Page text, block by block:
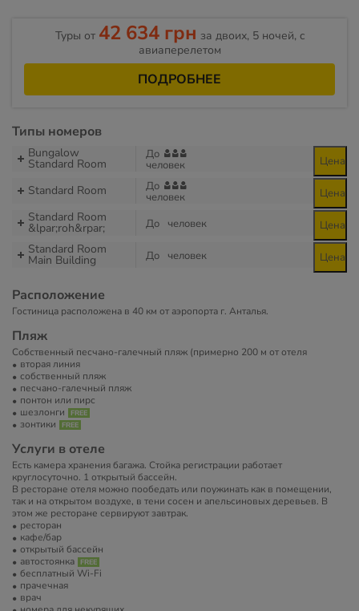
Туры от 42 634 грн за двоих, 5 ночей, c
авиаперелетом
ПОДРОБНЕЕ
Типы номеров
Bungalow
Standard Room
До
человек Цена
Standard Room До
человек Цена
Standard Room
&lpar;roh&rpar; До человек Цена
Standard Room
Main Building До человек Цена
Расположение
Гостиница расположена в 40 км от аэропорта г. Анталья.
Пляж
Собственный песчано-галечный пляж (примерно 200 м от отеля
вторая линия
собственный пляж
песчано-галечный пляж
понтон или пирс
шезлонги
зонтики
Услуги в отеле
Есть камера хранения багажа. Стойка регистрации работает
круглосуточно. 1 открытый бассейн.
В ресторане отеля можно пообедать или поужинать как в помещении,
так и на открытом воздухе, в тени сосен и апельсиновых деревьев. В
этом же ресторане сервируют завтрак.
ресторан
кафе/бар
открытый бассейн
автостоянка
бесплатный Wi-Fi
прачечная
врач